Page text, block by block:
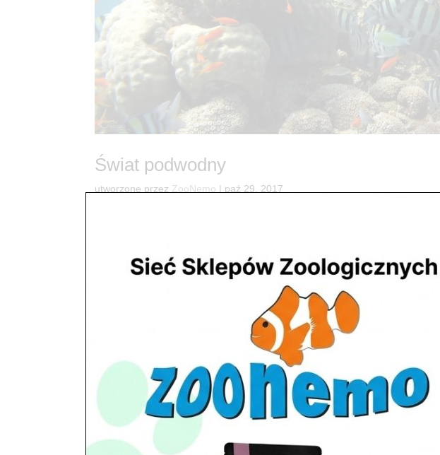
Świat podwodny
utworzone przez ZooNemo | paź 29, 2017